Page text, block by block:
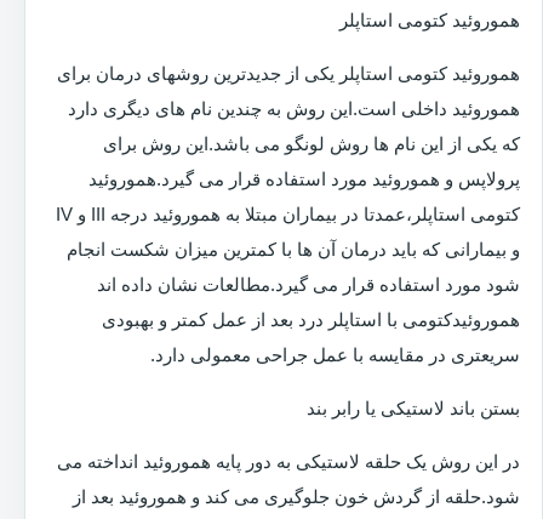
هموروئید کتومی استاپلر
هموروئید کتومی استاپلر یکی از جدیدترین روشهای درمان برای
هموروئید داخلی است.این روش به چندین نام های دیگری دارد
که یکی از این نام ها روش لونگو می باشد.این روش برای
پرولاپس و هموروئید مورد استفاده قرار می گیرد.هموروئید
کتومی استاپلر،عمدتا در بیماران مبتلا به هموروئید درجه III و IV
و بیمارانی که باید درمان آن ها با کمترین میزان شکست انجام
شود مورد استفاده قرار می گیرد.مطالعات نشان داده اند
هموروئیدکتومی با استاپلر درد بعد از عمل کمتر و بهبودی
سریعتری در مقایسه با عمل جراحی معمولی دارد.
بستن باند لاستیکی یا رابر بند
در این روش یک حلقه لاستیکی به دور پایه هموروئید انداخته می
شود.حلقه از گردش خون جلوگیری می کند و هموروئید بعد از